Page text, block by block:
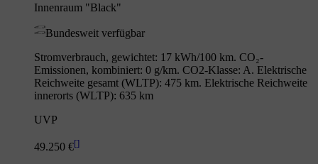
Innenraum "Black"
Bundesweit verfügbar
Stromverbrauch, gewichtet: 17 kWh/100 km. CO₂-
Emissionen, kombiniert: 0 g/km. CO2-Klasse: A. Elektrische
Reichweite gesamt (WLTP): 475 km. Elektrische Reichweite
innerorts (WLTP): 635 km
UVP
49.250 €[]